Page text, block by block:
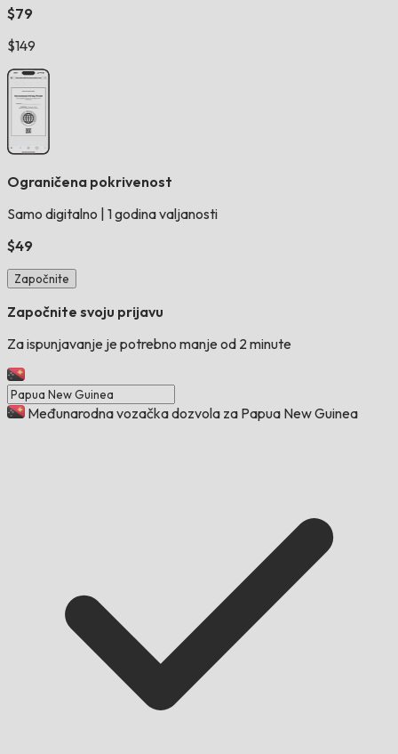
$79
$149
Ograničena pokrivenost
Samo digitalno 1 godina valjanosti
$49
Započnite
Započnite svoju prijavu
Za ispunjavanje je potrebno manje od 2 minute
Međunarodna vozačka dozvola za Papua New Guinea